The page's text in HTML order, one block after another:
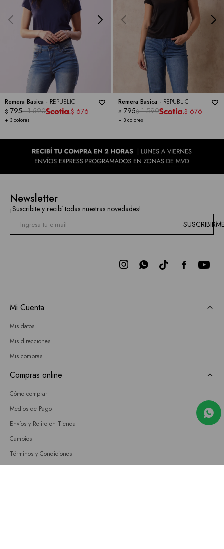
Remera Basica - REPUBLIC
+ 3 colores
$ 795$ 1.590 $ 676
Remera Basica - REPUBLIC
+ 3 colores
$ 795$ 1.590 $ 676
Newsletter
¡Suscribite y recibí todas nuestras novedades!

 
Mi Cuenta
Mis datos
Mis direcciones
Mis compras
Compras online
Cómo comprar
Medios de Pago
Envíos y Retiro en Tienda
Cambios
Términos y Condiciones